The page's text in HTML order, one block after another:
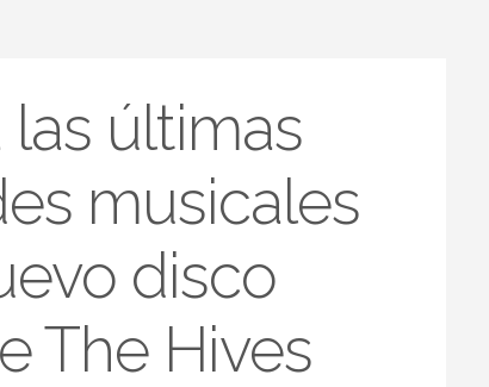
las últimas
musicales
disco
The Hives